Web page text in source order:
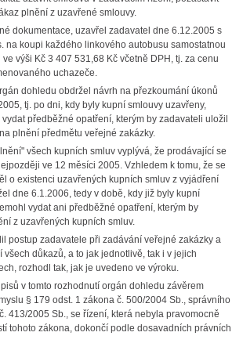
plnění z uzavřené smlouvy.
dokumentace, uzavřel zadavatel dne 6.12.2005 s
na koupi každého linkového autobusu samostatnou
výši Kč 3 407 531,68 Kč včetně DPH, tj. za cenu
uchazeče.
dohledu obdržel návrh na přezkoumání úkonů
tj. po dni, kdy byly kupní smlouvy uzavřeny,
předběžné opatření, kterým by zadavateli uložil
plnění předmětu veřejné zakázky.
všech kupních smluv vyplývá, že prodávající se
ve 12 měsíci 2005. Vzhledem k tomu, že se
o existenci uzavřených kupních smluv z vyjádření
dne 6.1.2006, tedy v době, kdy již byly kupní
vydat ani předběžné opatření, kterým by
z uzavřených kupních smluv.
postup zadavatele při zadávání veřejné zakázky a
důkazů, a to jak jednotlivě, tak i v jejich
rozhodl tak, jak je uvedeno ve výroku.
v tomto rozhodnutí orgán dohledu závěrem
§ 179 odst. 1 zákona č. 500/2004 Sb., správního
413/2005 Sb., se řízení, která nebyla pravomocně
tohoto zákona, dokončí podle dosavadních právních